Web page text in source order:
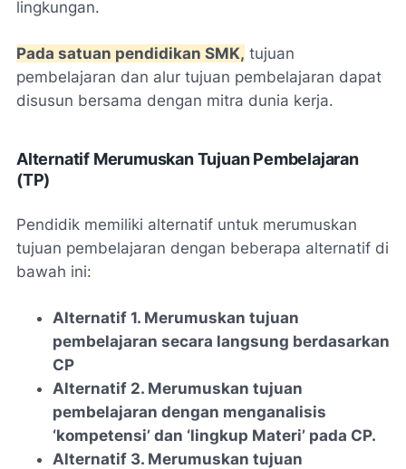
lingkungan.
Pada satuan pendidikan SMK, tujuan
pembelajaran dan alur tujuan pembelajaran dapat
disusun bersama dengan mitra dunia kerja.
Alternatif Merumuskan Tujuan Pembelajaran
(TP)
Pendidik memiliki alternatif untuk merumuskan
tujuan pembelajaran dengan beberapa alternatif di
bawah ini:
Alternatif 1. Merumuskan tujuan
pembelajaran secara langsung berdasarkan
CP
Alternatif 2. Merumuskan tujuan
pembelajaran dengan menganalisis
‘kompetensi’ dan ‘lingkup Materi’ pada CP.
Alternatif 3. Merumuskan tujuan